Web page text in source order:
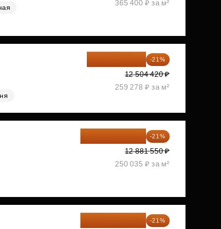
365 400 ₽ за м²
-21%
12 504 420 ₽
259 278 ₽ за м²
-21%
12 881 550 ₽
250 035 ₽ за м²
-21%